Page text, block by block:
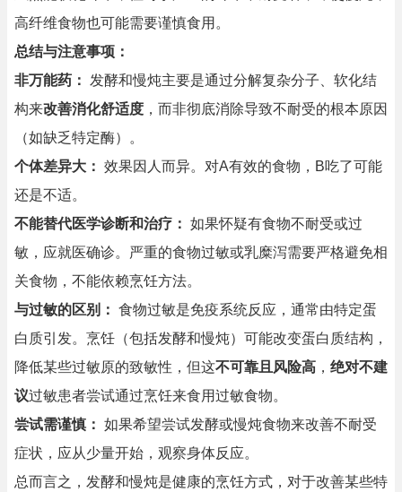
高纤维食物也可能需要谨慎食用。
总结与注意事项：
非万能药：
发酵和慢炖主要是通过分解复杂分子、软化结
构来改善消化舒适度 ，而非彻底消除导致不耐受的根本原因
（如缺乏特定酶）。
个体差异大： 效果因人而异。对A有效的食物，B吃了可能
还是不适。
不能替代医学诊断和治疗： 如果怀疑有食物不耐受或过
敏，应就医确诊。严重的食物过敏或乳糜泻需要严格避免相
关食物，不能依赖烹饪方法。
与过敏的区别： 食物过敏是免疫系统反应，通常由特定蛋
白质引发。烹饪（包括发酵和慢炖）可能改变蛋白质结构，
降低某些过敏原的致敏性，但这不可靠且风险高 ， 绝对不建
议过敏患者尝试通过烹饪来食用过敏食物。
尝试需谨慎： 如果希望尝试发酵或慢炖食物来改善不耐受
症状，应从少量开始，观察身体反应。
总而言之，发酵和慢炖是健康的烹饪方式，对于改善某些特